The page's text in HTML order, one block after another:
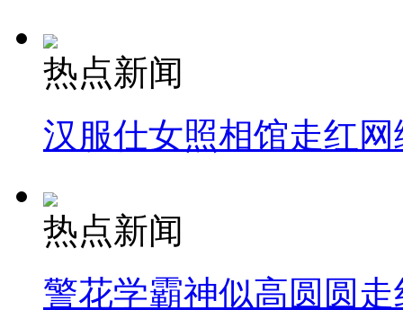
热点新闻
汉服仕女照相馆走红网
热点新闻
警花学霸神似高圆圆走